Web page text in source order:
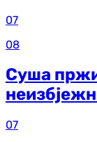
07
08
Суша
07